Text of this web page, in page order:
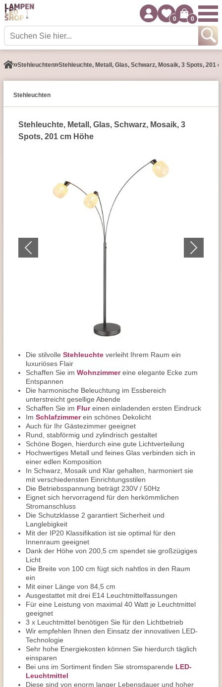
0 0
Stehleuchten Stehleuchte, Metall, Glas, Schwarz, Mosaik, 3 Spots, 201
Stehleuchten
Stehleuchte, Metall, Glas, Schwarz, Mosaik, 3
Spots, 201 cm Höhe
Die stilvolle Stehleuchte verleiht Ihrem Raum ein
luxuriöses Flair
Schaffen Sie im Wohnzimmereine elegante Ecke zum
Entspannen
Die harmonische Beleuchtung im Essbereich
unterstreicht gesellige Abende
Schaffen Sie im Flureinen einladenden ersten Eindruck
Im Schlafzimmerein schönes Dekolicht
Auch für Ihr Gästezimmer geeignet
Rund, stabförmig und zylindrisch gestaltet
Schöne Bogen, hierdurch eine gute Lichtverteilung
Hochwertiges Metall und feines Glas verbinden sich in
einer edlen Komposition
In Schwarz, Mosaik und Klar gehalten, harmoniert sie
mit verschiedensten Einrichtungsstilen
Die Betriebsspannung beträgt 230V / 50Hz
Eignet sich hervorragend für den herkömmlichen
Stromanschluss
Die Schutzklasse 2 garantiert Sicherheit und
Langlebigkeit
Mit der IP20 Klassifikation ist sie optimal für den
Innenraum geeignet
Dank der Höhe von 200,5 cm spendet sie großzügiges
Licht
Die Breite von 100 cm fügt sich nahtlos in den Raum
ein
Mit einer Länge von 84,5 cm
Ausgestattet mit drei E14 Leuchtmittelfassungen
Für eine Leistung von maximal 40 Watt je Leuchtmittel
geeignet
3 x Leuchtmittel benötigen Sie für den Lichtbetrieb
Wir empfehlen Ihnen den Einsatz der innovativen LED-
Technologie
Sehr hohe Energiekosten können Sie hierdurch täglich
einsparen
Bei uns im Sortiment finden Sie stromsparende LED-
Leuchtmittel
Diese sind von enorm langer Lebensdauer und hoher